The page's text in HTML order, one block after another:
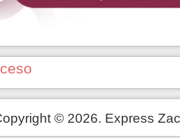
© 2026. Express